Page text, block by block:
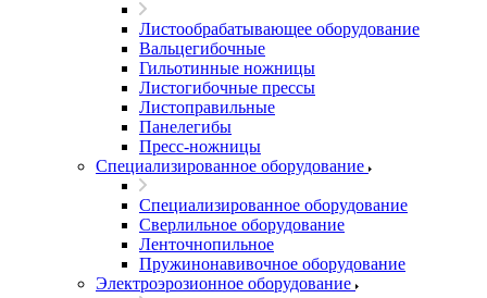
Листообрабатывающее оборудование
Вальцегибочные
Гильотинные ножницы
Листогибочные прессы
Листоправильные
Панелегибы
Пресс-ножницы
Специализированное оборудование
Специализированное оборудование
Сверлильное оборудование
Ленточнопильное
Пружинонавивочное оборудование
Электроэрозионное оборудование